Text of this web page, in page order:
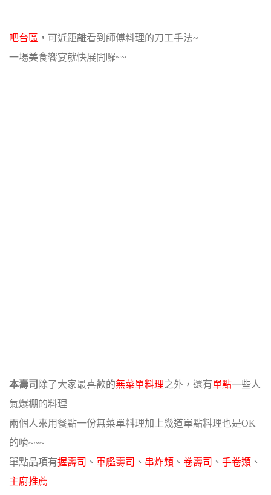
吧台區 ，可近距離看到師傅料理的刀工手法~
一場美食饗宴就快展開囉~~
本壽司 除了大家最喜歡的無菜單料理之外，還有單點一些人
氣爆棚的料理
兩個人來用餐點一份無菜單料理加上幾道單點料理也是OK
的唷~~~
單點品項有握壽司 、 軍艦壽司 、 串炸類 、 卷壽司 、 手卷類 、
主廚推薦